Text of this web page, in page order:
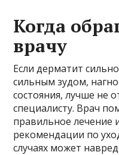
Когда
врачу
Если дерматит
сильным зудом,
состояния, лучше не
специалисту. Врач
правильное лечение
рекомендации по
случаях может